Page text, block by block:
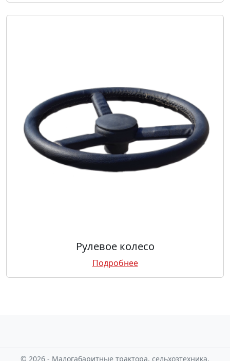
Рулевое колесо
Подробнее
© 2026 - Малогабаритные трактора, сельхозтехника,